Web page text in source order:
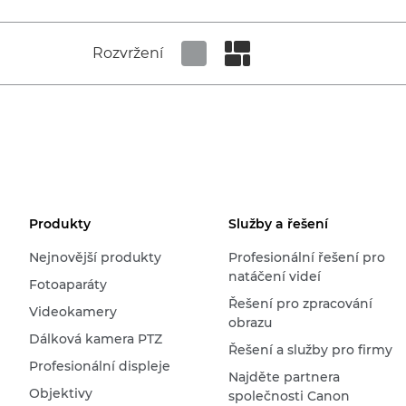
Rozvržení
Produkty
Nejnovější produkty
Fotoaparáty
Videokamery
Dálková kamera PTZ
Profesionální displeje
Objektivy
Služby a řešení
Profesionální řešení pro
natáčení videí
Řešení pro zpracování
obrazu
Řešení a služby pro firmy
Najděte partnera
společnosti Canon